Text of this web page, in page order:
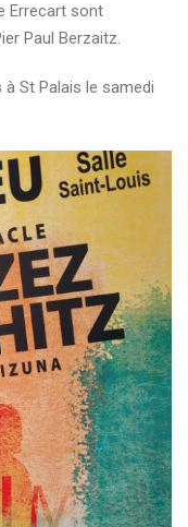
Errecart sont
Paul Berzaitz.
St Palais le samedi